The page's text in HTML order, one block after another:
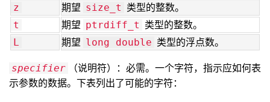
z 期望 size_t 类型的整数。
t 期望 ptrdiff_t 类型的整数。
L 期望 long double 类型的浮点数。
specifier
（说明符）：必需。一个字符，指示应如何表
示参数的数据。下表列出了可能的字符：